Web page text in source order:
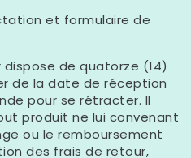
et formulaire de
de quatorze (14)
de la date de réception
pour se rétracter. Il
produit ne lui convenant
ou le remboursement
des frais de retour,